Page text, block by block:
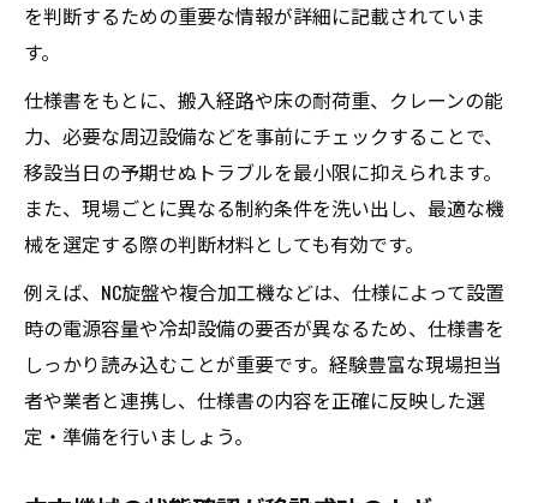
を判断するための重要な情報が詳細に記載されていま
す。
仕様書をもとに、搬入経路や床の耐荷重、クレーンの能
力、必要な周辺設備などを事前にチェックすることで、
移設当日の予期せぬトラブルを最小限に抑えられます。
また、現場ごとに異なる制約条件を洗い出し、最適な機
械を選定する際の判断材料としても有効です。
例えば、NC旋盤や複合加工機などは、仕様によって設置
時の電源容量や冷却設備の要否が異なるため、仕様書を
しっかり読み込むことが重要です。経験豊富な現場担当
者や業者と連携し、仕様書の内容を正確に反映した選
定・準備を行いましょう。